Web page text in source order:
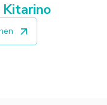
Kitarino